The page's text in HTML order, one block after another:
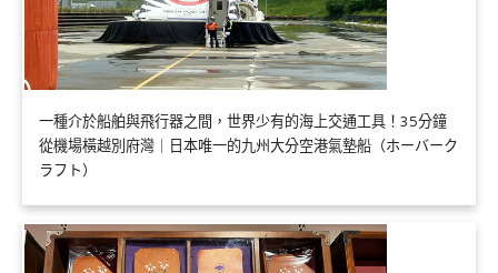
一種介於船舶與飛行器之間，世界少有的海上交通工具！35分鐘
從機場橫越別府灣｜日本唯一的九州大分空港氣墊船（ホーバーク
ラフト）